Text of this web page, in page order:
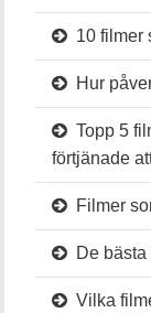
10 filmer
Hur
Topp 5
förtjänade
Filmer
De
Vilka